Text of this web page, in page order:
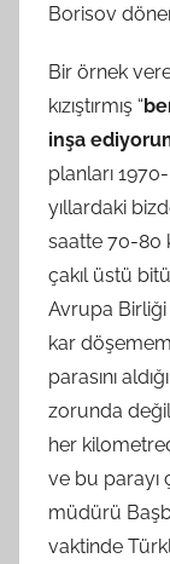
Borisov
Bir örnek
kızıştırmış “
inşa
planları
yıllardaki
saatte 70-80
çakıl üstü
Avrupa Birliği
kar
parasını
zorunda
her
ve bu parayı
müdürü
vaktinde